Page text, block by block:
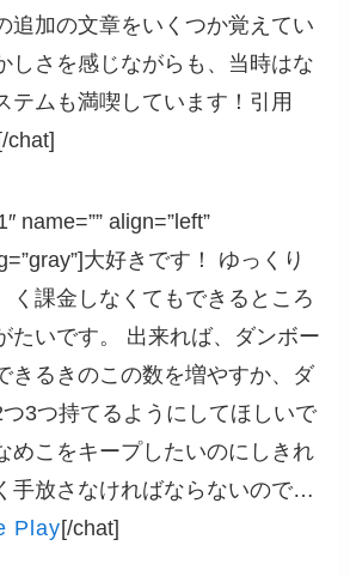
追加の文章をいくつか覚えてい
しさを感じながらも、当時はな
テムも満喫しています！引用
chat]
name=”” align=”left”
大好きです！ ゆっくり
く課金しなくてもできるところ
たいです。 出来れば、ダンボー
きるきのこの数を増やすか、ダ
3つ持てるようにしてほしいで
めこをキープしたいのにしきれ
手放さなければならないので…
Play[/chat]